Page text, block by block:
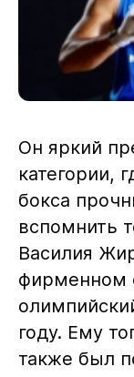
Он яркий
категории,
бокса
вспомнить
Василия
фирменном
году. Ему
также был